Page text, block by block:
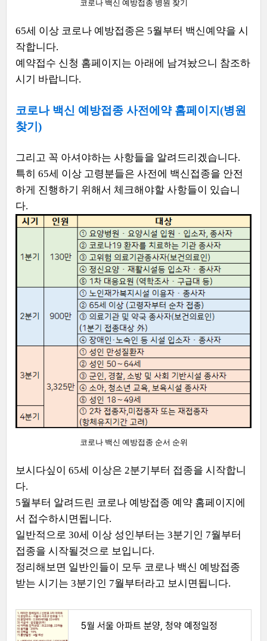
코로나 백신 예방접종 병원 찾기
65세 이상 코로나 예방접종은 5월부터 백신예약을 시
작합니다.
예약접수 신청 홈페이지는 아래에 남겨놨으니 참조하
시기 바랍니다.
코로나 백신 예방접종 사전에약 홈페이지(병원
찾기)
그리고 꼭 아셔야하는 사항들을 알려드리겠습니다.
특히 65세 이상 고령분들은 사전에 백신접종을 안전
하게 진행하기 위해서 체크해야할 사항들이 있습니
다.
코로나 백신 예방접종 순서 순위
보시다싶이 65세 이상은 2분기부터 접종을 시작합니
다.
5월부터 알려드린 코로나 예방접종 예약 홈페이지에
서 접수하시면됩니다.
일반적으로 30세 이상 성인부터는 3분기인 7월부터
접종을 시작될것으로 보입니다.
정리해보면 일반인들이 모두 코로나 백신 예방접종
받는 시기는 3분기인 7월부터라고 보시면됩니다.
5월 서울 아파트 분양, 청약 예정일정